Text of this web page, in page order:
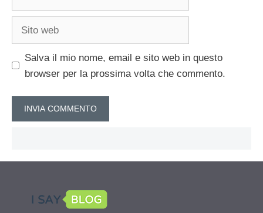
Salva il mio nome, email e sito web in questo
browser per la prossima volta che commento.